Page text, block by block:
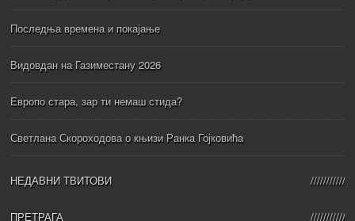
Последња времена и покајање
Видовдан на Газиместану 2026
Европо стара, зар ти немаш стида?
Светлана Скороходова о књизи Ранка Гојковића
НЕДАВНИ ТВИТОВИ
ПРЕТРАГА